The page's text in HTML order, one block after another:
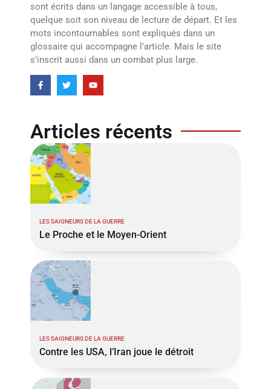
sont écrits dans un langage accessible à tous,
quelque soit son niveau de lecture de départ. Et les
mots incontournables sont expliqués dans un
glossaire qui accompagne l’article. Mais le site
s’inscrit aussi dans un combat plus large.
Articles récents
LES SAIGNEURS DE LA GUERRE
Le Proche et le Moyen-Orient
LES SAIGNEURS DE LA GUERRE
Contre les USA, l’Iran joue le détroit